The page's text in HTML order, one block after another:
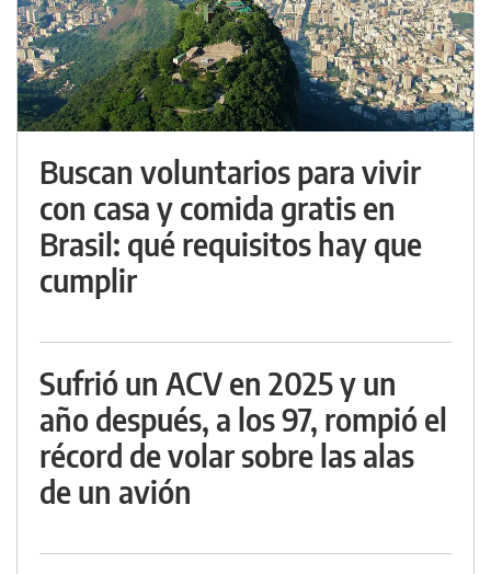
Buscan voluntarios para vivir
con casa y comida gratis en
Brasil: qué requisitos hay que
cumplir
Sufrió un ACV en 2025 y un
año después, a los 97, rompió el
récord de volar sobre las alas
de un avión